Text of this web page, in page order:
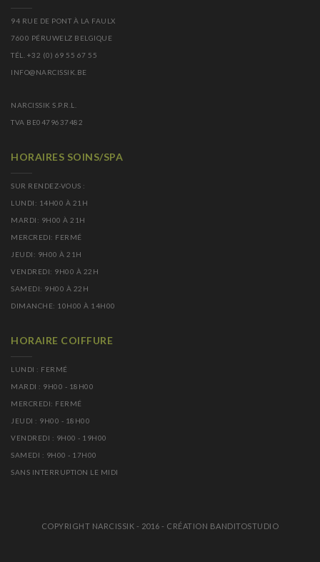
94 RUE DE PONT À LA FAULX
7600 PÉRUWELZ BELGIQUE
TÉL. +32 (0) 69 55 67 55
INFO@NARCISSIK.BE
NARCISSIK S.P.R.L.
TVA BE0479637482
HORAIRES SOINS/SPA
SUR RENDEZ-VOUS :
LUNDI: 14H00 À 21H
MARDI: 9H00 À 21H
MERCREDI: FERMÉ
JEUDI: 9H00 À 21H
VENDREDI: 9H00 À 22H
SAMEDI: 9H00 À 22H
DIMANCHE: 10H00 À 14H00
HORAIRE COIFFURE
LUNDI : FERMÉ
MARDI : 9H00 - 18H00
MERCREDI: FERMÉ
JEUDI : 9H00 - 18H00
VENDREDI : 9H00 - 19H00
SAMEDI : 9H00 - 17H00
SANS INTERRUPTION LE MIDI
COPYRIGHT NARCISSIK - 2016 - CRÉATION BANDITOSTUDIO